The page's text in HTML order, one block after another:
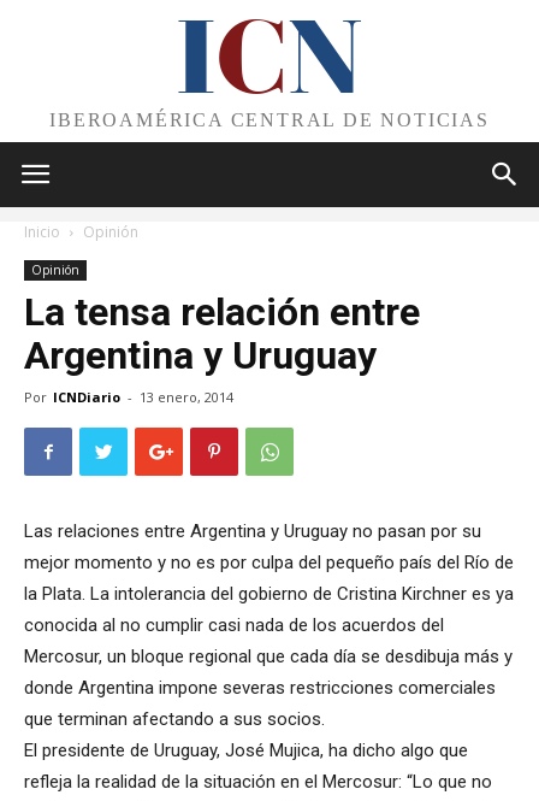
ICN
IBEROAMÉRICA CENTRAL DE NOTICIAS
Inicio Opinión
Opinión
La tensa relación entre
Argentina y Uruguay
Por ICNDiario - 13 enero, 2014
Las relaciones entre Argentina y Uruguay no pasan por su
mejor momento y no es por culpa del pequeño país del Río de
la Plata. La intolerancia del gobierno de Cristina Kirchner es ya
conocida al no cumplir casi nada de los acuerdos del
Mercosur, un bloque regional que cada día se desdibuja más y
donde Argentina impone severas restricciones comerciales
que terminan afectando a sus socios.
El presidente de Uruguay, José Mujica, ha dicho algo que
refleja la realidad de la situación en el Mercosur: “Lo que no